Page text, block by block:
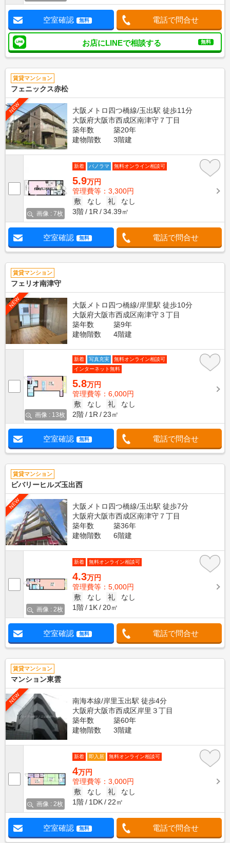
空室確認 無料 電話で問合せ
お店にLINEで相談する 無料
賃貸マンション
フェニックス赤松
NEW
大阪メトロ四つ橋線/玉出駅 徒歩11分
大阪府大阪市西成区南津守７丁目
築年数
築20年
建物階数
3階建
画像 : 7枚
新着 パノラマ 無料オンライン相談可
5.9万円
管理費等：3,300円
敷
なし 礼
なし
3階
1R 34.39㎡
空室確認 無料 電話で問合せ
賃貸マンション
フェリオ南津守
NEW
大阪メトロ四つ橋線/岸里駅 徒歩10分
大阪府大阪市西成区南津守３丁目
築年数
築9年
建物階数
4階建
画像 : 13枚
新着 写真充実
無料オンライン相談可
インターネット無料
5.8万円
管理費等：6,000円
敷
なし 礼
なし
2階
1R 23㎡
空室確認 無料 電話で問合せ
賃貸マンション
ビバリーヒルズ玉出西
NEW
大阪メトロ四つ橋線/玉出駅 徒歩7分
大阪府大阪市西成区南津守７丁目
築年数
築36年
建物階数
6階建
画像 : 2枚
新着 無料オンライン相談可
4.3万円
管理費等：5,000円
敷
なし 礼
なし
1階
1K 20㎡
空室確認 無料 電話で問合せ
賃貸マンション
マンション東雲
NEW
南海本線/岸里玉出駅 徒歩4分
大阪府大阪市西成区岸里３丁目
築年数
築60年
建物階数
3階建
画像 : 2枚
新着 即入居 無料オンライン相談可
4万円
管理費等：3,000円
敷
なし 礼
なし
1階
1DK 22㎡
空室確認 無料 電話で問合せ